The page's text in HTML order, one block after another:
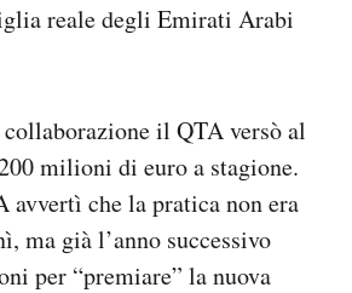
reale degli Emirati Arabi
il QTA versò al
milioni di euro a stagione.
avvertì che la pratica non era
ma già l’anno successivo
per “premiare” la nuova